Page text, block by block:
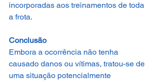
incorporadas aos treinamentos de toda
a frota.
Conclusão
Embora a ocorrência não tenha
causado danos ou vítimas, tratou-se de
uma situação potencialmente